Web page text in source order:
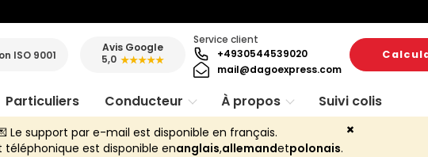
ISO 9001
Avis Google
5,0 ★★★★★
Service client
+4930544539020
mail@dagoexpress.com
Particuliers Conducteur À propos Suivi colis
Le support par e-mail est disponible en français.
téléphonique est disponible enanglais,allemandetpolonais.